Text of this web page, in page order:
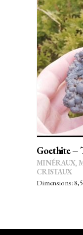
Goethite –
MINÉRAUX,
CRISTAUX
Dimensions: